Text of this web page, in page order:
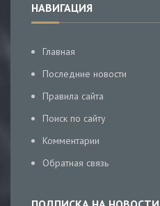
НАВИГАЦИЯ
Главная
Последние новости
Правила сайта
Поиск по сайту
Комментарии
Обратная связь